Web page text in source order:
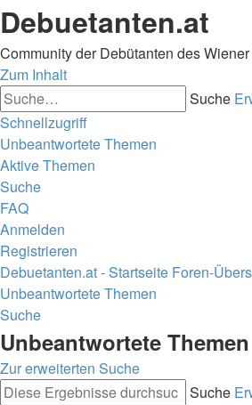
Debuetanten.at
Community der Debütanten des
Zum Inhalt
Suche
Schnellzugriff
Unbeantwortete Themen
Aktive Themen
Suche
FAQ
Anmelden
Registrieren
Debuetanten.at - Startseite Foren-
Unbeantwortete Themen
Suche
Unbeantwortete Themen
Zur erweiterten Suche
Suche